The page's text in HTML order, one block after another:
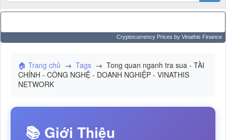
Cryptocurrency Prices by Vinathis Finance
🏠 Trang chủ → Tags → Tong quan nganh tra sua - TÀI
CHÍNH - CÔNG NGHỆ - DOANH NGHIỆP - VINATHIS
NETWORK
📚 Giới Thiệu